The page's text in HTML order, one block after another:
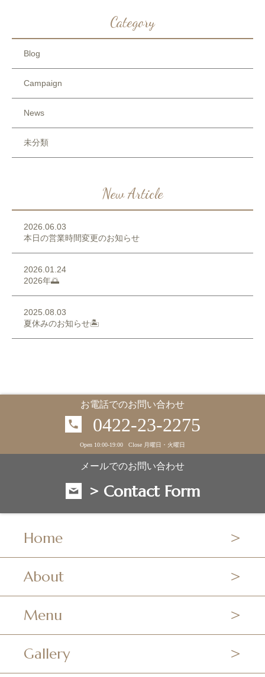
Category
Blog
Campaign
News
未分類
New Article
2026.06.03
本日の営業時間変更のお知らせ
2026.01.24
2026年🌅
2025.08.03
夏休みのお知らせ🏝️
お電話でのお問い合わせ
0422-23-2275
Open 10:00-19:00 Close 月曜日・火曜日
メールでのお問い合わせ
> Contact Form
Home
About
Menu
Gallery